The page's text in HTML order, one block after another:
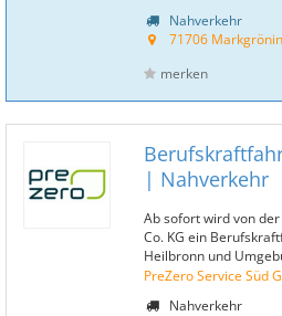
Nahverkehr
71706
merken
| Nahverkehr
Ab sofort wird von
Co. KG ein
Heilbronn und
PreZero Service Süd
Nahverkehr